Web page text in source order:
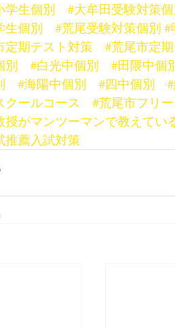
学生個別
#大牟田受験対策
生個別
#荒尾受験対策個別 #
定期テスト対策
#荒尾市定
別
#白光中個別 #田隈中個
#海陽中個別 #四中個別
クールコース
#荒尾市フリ
授がマンツーマンで教えてい
推薦入試対策